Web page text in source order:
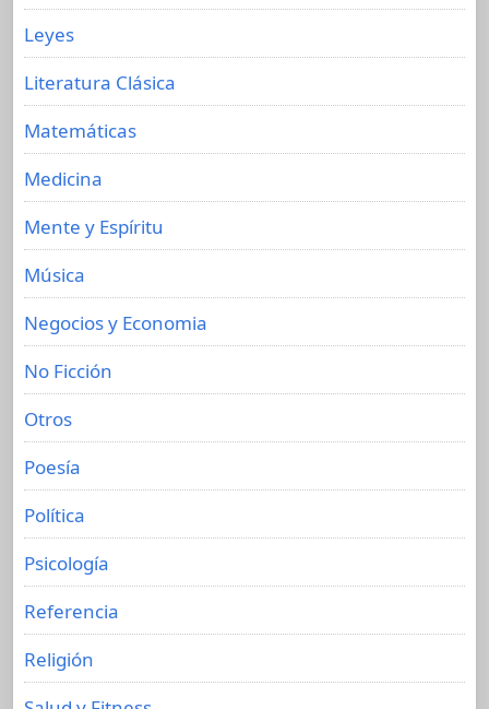
Leyes
Literatura Clásica
Matemáticas
Medicina
Mente y Espíritu
Música
Negocios y Economia
No Ficción
Otros
Poesía
Política
Psicología
Referencia
Religión